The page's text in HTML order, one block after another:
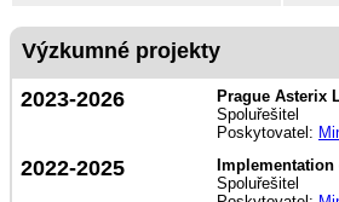
Výzkumné projekty
2023-2026
Prague Asterix
Spoluřešitel
Poskytovatel:
2022-2025
Spoluřešitel